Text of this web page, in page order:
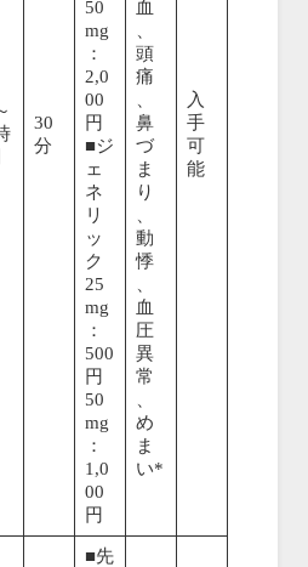
30
分
50
mg
：
2,0
00
円
■ジ
ェ
ネ
リ
ッ
ク
25
mg
：
500
円
50
mg
：
1,0
00
円
血
頭
痛
鼻
づ
ま
り
動
悸
血
圧
異
常
め
ま
い*
入
手
可
能
■先